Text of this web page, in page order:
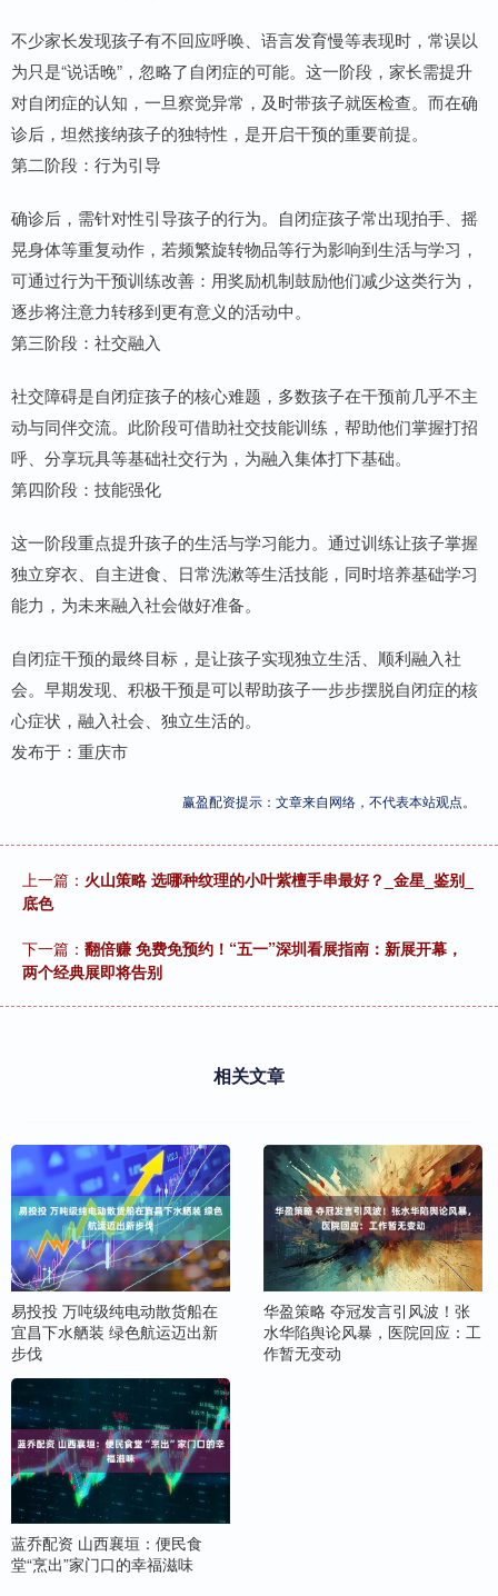
不少家长发现孩子有不回应呼唤、语言发育慢等表现时，常误以
为只是“说话晚”，忽略了自闭症的可能。这一阶段，家长需提升
对自闭症的认知，一旦察觉异常，及时带孩子就医检查。而在确
诊后，坦然接纳孩子的独特性，是开启干预的重要前提。
第二阶段：行为引导
确诊后，需针对性引导孩子的行为。自闭症孩子常出现拍手、摇
晃身体等重复动作，若频繁旋转物品等行为影响到生活与学习，
可通过行为干预训练改善：用奖励机制鼓励他们减少这类行为，
逐步将注意力转移到更有意义的活动中。
第三阶段：社交融入
社交障碍是自闭症孩子的核心难题，多数孩子在干预前几乎不主
动与同伴交流。此阶段可借助社交技能训练，帮助他们掌握打招
呼、分享玩具等基础社交行为，为融入集体打下基础。
第四阶段：技能强化
这一阶段重点提升孩子的生活与学习能力。通过训练让孩子掌握
独立穿衣、自主进食、日常洗漱等生活技能，同时培养基础学习
能力，为未来融入社会做好准备。
自闭症干预的最终目标，是让孩子实现独立生活、顺利融入社
会。早期发现、积极干预是可以帮助孩子一步步摆脱自闭症的核
心症状，融入社会、独立生活的。
发布于：重庆市
赢盈配资提示：文章来自网络，不代表本站观点。
上一篇： 火山策略 选哪种纹理的小叶紫檀手串最好？_金星_鉴别_
底色
下一篇： 翻倍赚 免费免预约！“五一”深圳看展指南：新展开幕，
两个经典展即将告别
相关文章
易投投 万吨级纯电动散货船在
宜昌下水舾装 绿色航运迈出新
步伐
华盈策略 夺冠发言引风波！张
水华陷舆论风暴，医院回应：工
作暂无变动
蓝乔配资 山西襄垣：便民食
堂“烹出”家门口的幸福滋味